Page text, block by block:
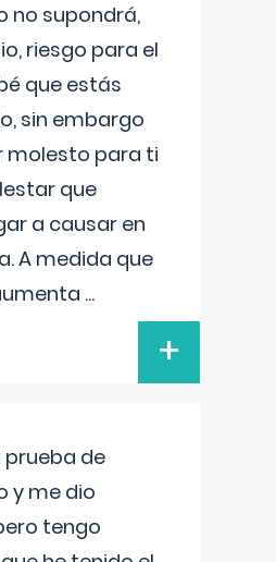
no supondrá,
riesgo para el
que estás
sin embargo
molesto para ti
que
a causar en
A medida que
...
+
prueba de
y me dio
tengo